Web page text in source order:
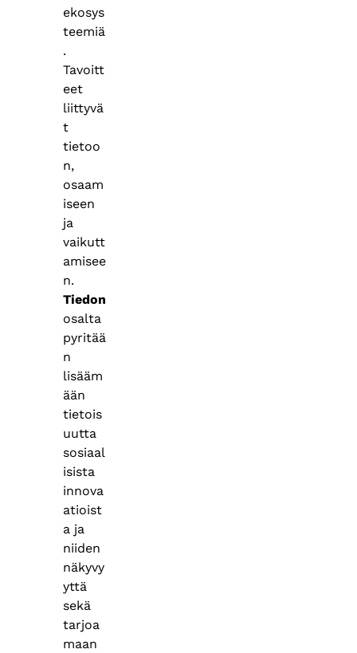
ekosys
teemiä
.
Tavoitt
eet
liittyvä
t
tietoo
n,
osaam
iseen
ja
vaikutt
amisee
n.
Tiedon
osalta
pyritää
n
lisääm
ään
tietois
uutta
sosiaal
isista
innova
atioist
a ja
niiden
näkyvy
yttä
sekä
tarjoa
maan